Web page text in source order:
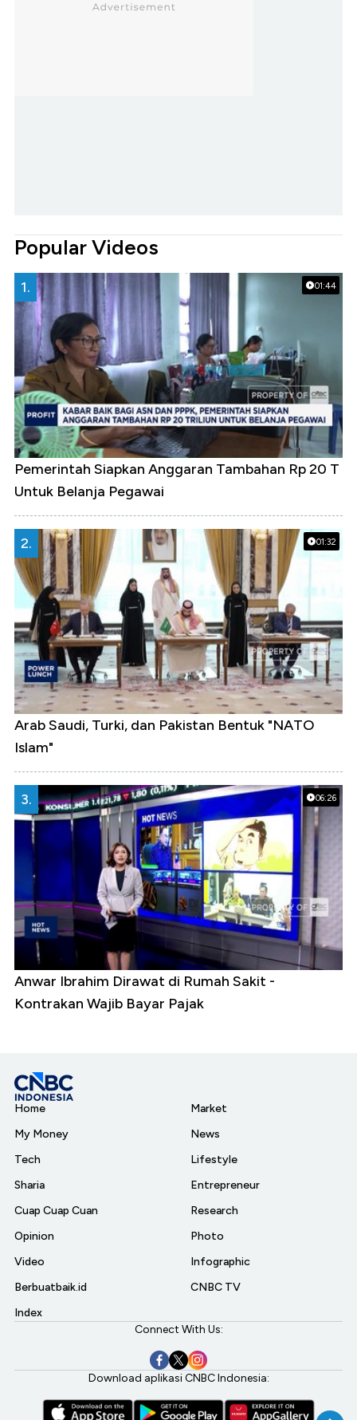
Popular Videos
01:44
1.
Pemerintah Siapkan Anggaran Tambahan Rp 20 T
Untuk Belanja Pegawai
01:32
2.
Arab Saudi, Turki, dan Pakistan Bentuk "NATO
Islam"
06:26
3.
Anwar Ibrahim Dirawat di Rumah Sakit -
Kontrakan Wajib Bayar Pajak
Home
My Money
Tech
Sharia
Cuap Cuap Cuan
Opinion
Video
Berbuatbaik.id
Index
Market
News
Lifestyle
Entrepreneur
Research
Photo
Infographic
CNBC TV
Connect With Us:
Download aplikasi CNBC Indonesia: